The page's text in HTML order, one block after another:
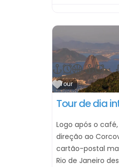
Tour
Marcar
Logo após o
direção ao
cartão-postal
Rio de Janeiro